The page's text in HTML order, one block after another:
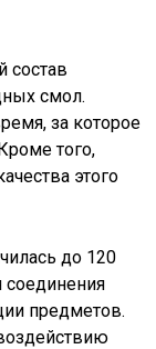
состав
смол.
за которое
того,
этого
до 120
соединения
предметов.